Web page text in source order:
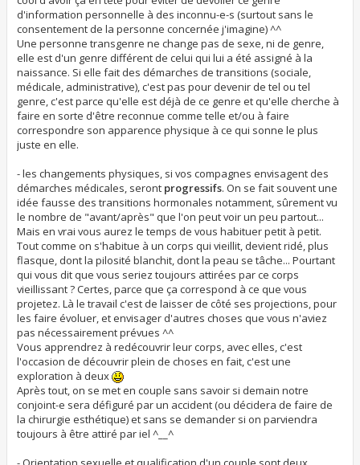
d'information personnelle à des inconnu-e-s (surtout sans le
consentement de la personne concernée j'imagine) ^^
Une personne transgenre ne change pas de sexe, ni de genre,
elle est d'un genre différent de celui qui lui a été assigné à la
naissance. Si elle fait des démarches de transitions (sociale,
médicale, administrative), c'est pas pour devenir de tel ou tel
genre, c'est parce qu'elle est déjà de ce genre et qu'elle cherche à
faire en sorte d'être reconnue comme telle et/ou à faire
correspondre son apparence physique à ce qui sonne le plus
juste en elle.
- les changements physiques, si vos compagnes envisagent des
démarches médicales, seront progressifs. On se fait souvent une
idée fausse des transitions hormonales notamment, sûrement vu
le nombre de "avant/après" que l'on peut voir un peu partout...
Mais en vrai vous aurez le temps de vous habituer petit à petit.
Tout comme on s'habitue à un corps qui vieillit, devient ridé, plus
flasque, dont la pilosité blanchit, dont la peau se tâche... Pourtant
qui vous dit que vous seriez toujours attirées par ce corps
vieillissant ? Certes, parce que ça correspond à ce que vous
projetez. Là le travail c'est de laisser de côté ses projections, pour
les faire évoluer, et envisager d'autres choses que vous n'aviez
pas nécessairement prévues ^^
Vous apprendrez à redécouvrir leur corps, avec elles, c'est
l'occasion de découvrir plein de choses en fait, c'est une
exploration à deux
Après tout, on se met en couple sans savoir si demain notre
conjoint-e sera défiguré par un accident (ou décidera de faire de
la chirurgie esthétique) et sans se demander si on parviendra
toujours à être attiré par iel ^__^